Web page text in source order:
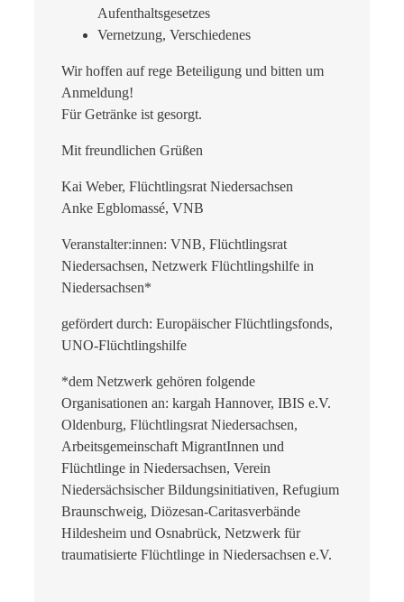
Aufenthaltsgesetzes
Vernetzung, Verschiedenes
Wir hoffen auf rege Beteiligung und bitten um
Anmeldung!
Für Getränke ist gesorgt.
Mit freundlichen Grüßen
Kai Weber, Flüchtlingsrat Niedersachsen
Anke Egblomassé, VNB
Veranstalter:innen: VNB, Flüchtlingsrat
Niedersachsen, Netzwerk Flüchtlingshilfe in
Niedersachsen*
gefördert durch: Europäischer Flüchtlingsfonds,
UNO-Flüchtlingshilfe
*dem Netzwerk gehören folgende
Organisationen an: kargah Hannover, IBIS e.V.
Oldenburg, Flüchtlingsrat Niedersachsen,
Arbeitsgemeinschaft MigrantInnen und
Flüchtlinge in Niedersachsen, Verein
Niedersächsischer Bildungsinitiativen, Refugium
Braunschweig, Diözesan-Caritasverbände
Hildesheim und Osnabrück, Netzwerk für
traumatisierte Flüchtlinge in Niedersachsen e.V.